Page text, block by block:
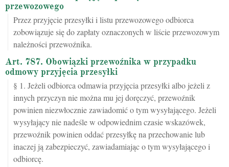
przewozowego
Przez przyjęcie przesyłki i listu przewozowego odbiorca
zobowiązuje się do zapłaty oznaczonych w liście przewozowym
należności przewoźnika.
Art. 787. Obowiązki przewoźnika w przypadku
odmowy przyjęcia przesyłki
§ 1. Jeżeli odbiorca odmawia przyjęcia przesyłki albo jeżeli z
innych przyczyn nie można mu jej doręczyć, przewoźnik
powinien niezwłocznie zawiadomić o tym wysyłającego. Jeżeli
wysyłający nie nadeśle w odpowiednim czasie wskazówek,
przewoźnik powinien oddać przesyłkę na przechowanie lub
inaczej ją zabezpieczyć, zawiadamiając o tym wysyłającego i
odbiorcę.